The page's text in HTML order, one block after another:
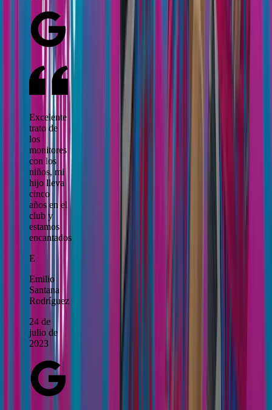
Excelente
trato de
los
monitores
con los
niños, mi
hijo lleva
cinco
años en el
club y
estamos
encantados
E
Emilio
Santana
Rodríguez
24 de
julio de
2023